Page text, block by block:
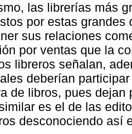
las librerías más
por estas
sus relaciones
por ventas que la
libreros señalan,
deberían
de libros, pues
es el de las
desconociendo así